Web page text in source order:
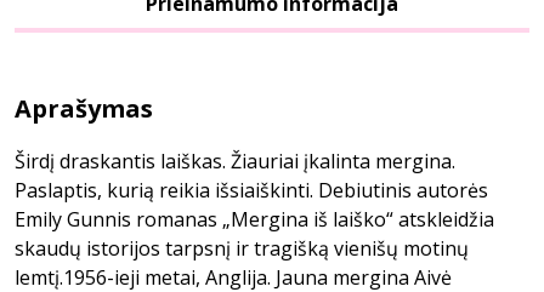
Aprašymas
Širdį draskantis laiškas. Žiauriai įkalinta mergina.
Paslaptis, kurią reikia išsiaiškinti. Debiutinis autorės
Emily Gunnis romanas „Mergina iš laiško“ atskleidžia
skaudų istorijos tarpsnį ir tragišką vienišų motinų
lemtį.1956-ieji metai, Anglija. Jauna mergina Aivė